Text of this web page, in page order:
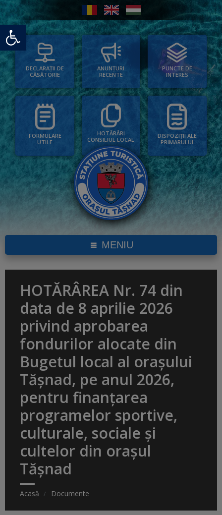
Deschide bara de unelte
DECLARAȚII DE
CĂSĂTORIE
ANUNȚURI
RECENTE
PUNCTE DE
INTERES
FORMULARE
UTILE
HOTĂRÂRI
CONSILIUL LOCAL
DISPOZIȚII ALE
PRIMARULUI
MENIU
HOTĂRÂREA Nr. 74 din
data de 8 aprilie 2026
privind aprobarea
fondurilor alocate din
Bugetul local al oraşului
Tășnad, pe anul 2026,
pentru finanțarea
programelor sportive,
culturale, sociale şi
cultelor din oraşul
Tăşnad
Acasă Documente